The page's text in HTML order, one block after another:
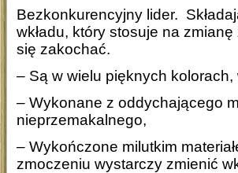
Bezkonkurencyjny lider.
wkładu, który stosuje na
się zakochać.
– Są w wielu pięknych kolorach,
– Wykonane z oddychającego
nieprzemakalnego,
– Wykończone milutkim
zmoczeniu wystarczy zmienić